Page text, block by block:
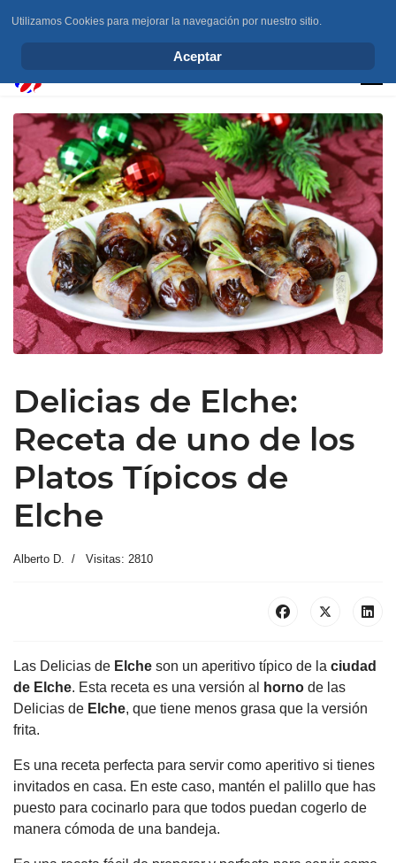
Delicias de Elche:
Receta de uno de los
Platos Típicos de
Elche
Alberto D. Visitas: 2810
Las Delicias de Elche son un aperitivo típico de la ciudad
de Elche. Esta receta es una versión al horno de las
Delicias de Elche, que tiene menos grasa que la versión
frita.
Es una receta perfecta para servir como aperitivo si tienes
invitados en casa. En este caso, mantén el palillo que has
puesto para cocinarlo para que todos puedan cogerlo de
manera cómoda de una bandeja.
Utilizamos Cookies para mejorar la navegación por nuestro sitio.
Aceptar